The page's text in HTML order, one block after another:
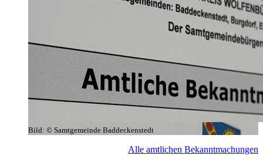
Bild: © Samtgemeinde Baddeckenstedt
Alle amtlichen Bekanntmachungen